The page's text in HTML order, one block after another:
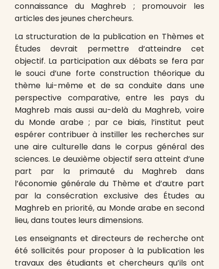
connaissance du Maghreb ; promouvoir les
articles des jeunes chercheurs.
La structuration de la publication en Thèmes et
Études devrait permettre d’atteindre cet
objectif. La participation aux débats se fera par
le souci d’une forte construction théorique du
thème lui-même et de sa conduite dans une
perspective comparative, entre les pays du
Maghreb mais aussi au-delà du Maghreb, voire
du Monde arabe ; par ce biais, l’institut peut
espérer contribuer à instiller les recherches sur
une aire culturelle dans le corpus général des
sciences. Le deuxième objectif sera atteint d’une
part par la primauté du Maghreb dans
l’économie générale du Thème et d’autre part
par la consécration exclusive des Études au
Maghreb en priorité, au Monde arabe en second
lieu, dans toutes leurs dimensions.
Les enseignants et directeurs de recherche ont
été sollicités pour proposer à la publication les
travaux des étudiants et chercheurs qu’ils ont